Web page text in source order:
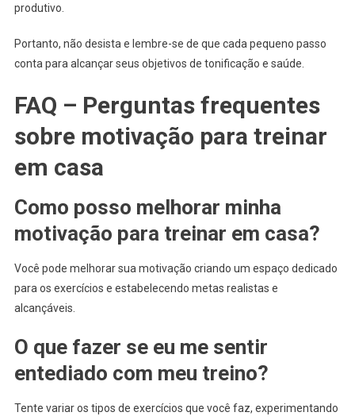
produtivo.
Portanto, não desista e lembre-se de que cada pequeno passo
conta para alcançar seus objetivos de tonificação e saúde.
FAQ – Perguntas frequentes
sobre motivação para treinar
em casa
Como posso melhorar minha
motivação para treinar em casa?
Você pode melhorar sua motivação criando um espaço dedicado
para os exercícios e estabelecendo metas realistas e
alcançáveis.
O que fazer se eu me sentir
entediado com meu treino?
Tente variar os tipos de exercícios que você faz, experimentando